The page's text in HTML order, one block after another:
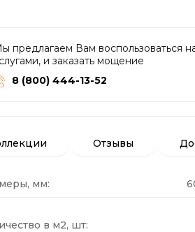
предлагаем Вам воспользоваться
и заказать мощение
8 (800) 444-13-52
Отзывы
мм:
в м2, шт: